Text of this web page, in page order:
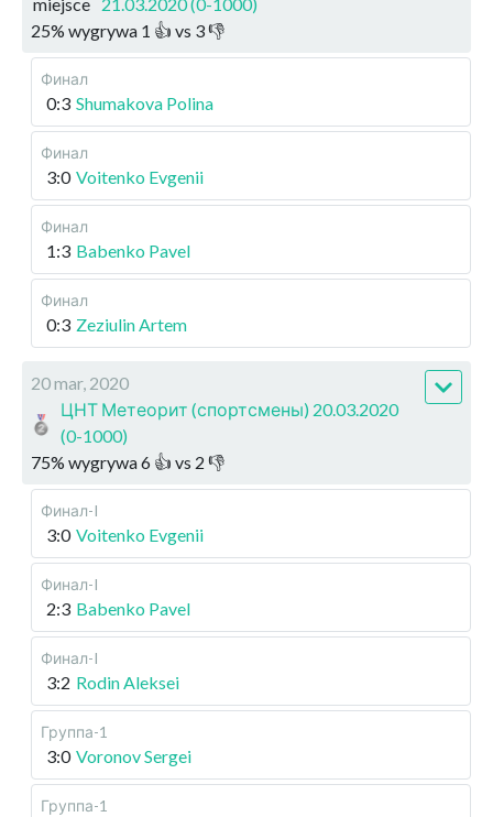
25% wygrywa 1 👍 vs 3👎
Финал
0:3 Shumakova Polina
Финал
3:0 Voitenko Evgenii
Финал
1:3 Babenko Pavel
Финал
0:3 Zeziulin Artem
20 mar, 2020
ЦНТ Метеорит (спортсмены) 20.03.2020
(0-1000)
75% wygrywa6 👍 vs 2 👎
Финал-I
3:0 Voitenko Evgenii
Финал-I
2:3 Babenko Pavel
Финал-I
3:2 Rodin Aleksei
Группа-1
3:0 Voronov Sergei
Группа-1